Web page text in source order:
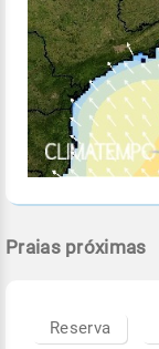
Praias próximas
Reserva